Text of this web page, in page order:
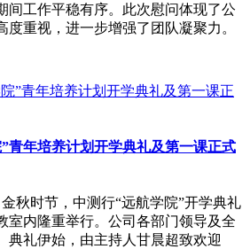
间工作平稳有序。此次慰问体现了公
度重视，进一步增强了团队凝聚力。
青年培养计划开学典礼及第一课正式
金秋时节，中测行“远航学院”开学典礼
室内隆重举行。公司各部门领导及全
典礼伊始，由主持人甘晨超致欢迎